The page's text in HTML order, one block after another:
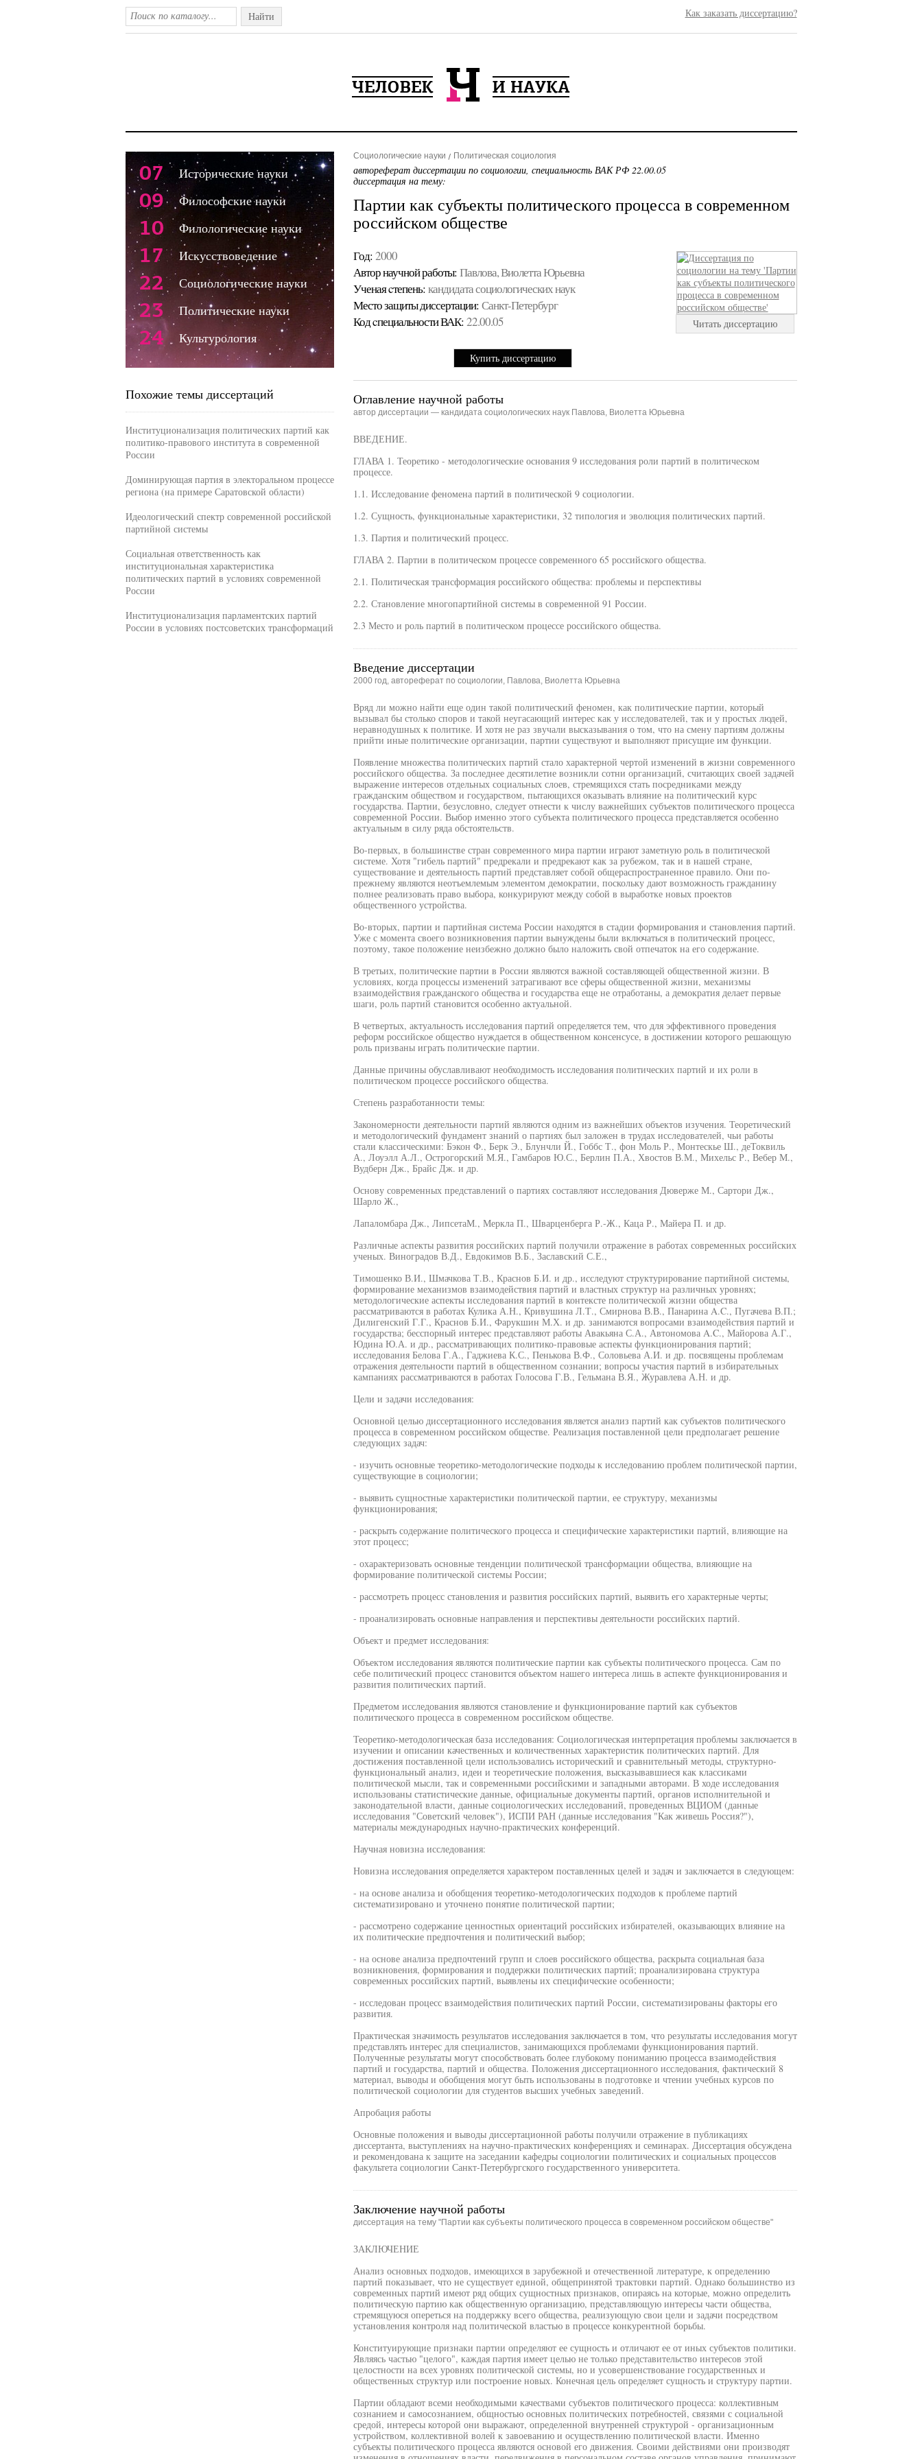
Найти Как заказать диссертацию?
Социологические науки Политическая социология
автореферат диссертации по социологии, специальность ВАК РФ 22.00.05
диссертация на тему:
Партии как субъекты политического процесса в современном
российском обществе
Год: 2000
Автор научной работы: Павлова, Виолетта Юрьевна
Ученая cтепень: кандидата социологических наук
Место защиты диссертации: Санкт-Петербург
Код cпециальности ВАК: 22.00.05
Купить диссертацию
Читать диссертацию
Оглавление научной работы
автор диссертации — кандидата социологических наук Павлова, Виолетта Юрьевна
ВВЕДЕНИЕ.
ГЛАВА 1. Теоретико - методологические основания 9 исследования роли партий в политическом
процессе.
1.1. Исследование феномена партий в политической 9 социологии.
1.2. Сущность, функциональные характеристики, 32 типология и эволюция политических партий.
1.3. Партия и политический процесс.
ГЛАВА 2. Партии в политическом процессе современного 65 российского общества.
2.1. Политическая трансформация российского общества: проблемы и перспективы
2.2. Становление многопартийной системы в современной 91 России.
2.3 Место и роль партий в политическом процессе российского общества.
Введение диссертации
2000 год, автореферат по социологии, Павлова, Виолетта Юрьевна
Вряд ли можно найти еще один такой политический феномен, как политические партии, который
вызывал бы столько споров и такой неугасающий интерес как у исследователей, так и у простых людей,
неравнодушных к политике. И хотя не раз звучали высказывания о том, что на смену партиям должны
прийти иные политические организации, партии существуют и выполняют присущие им функции.
Появление множества политических партий стало характерной чертой изменений в жизни современного
российского общества. За последнее десятилетие возникли сотни организаций, считающих своей задачей
выражение интересов отдельных социальных слоев, стремящихся стать посредниками между
гражданским обществом и государством, пытающихся оказывать влияние на политический курс
государства. Партии, безусловно, следует отнести к числу важнейших субъектов политического процесса
современной России. Выбор именно этого субъекта политического процесса представляется особенно
актуальным в силу ряда обстоятельств.
Во-первых, в большинстве стран современного мира партии играют заметную роль в политической
системе. Хотя "гибель партий" предрекали и предрекают как за рубежом, так и в нашей стране,
существование и деятельность партий представляет собой общераспространенное правило. Они по-
прежнему являются неотъемлемым элементом демократии, поскольку дают возможность гражданину
полнее реализовать право выбора, конкурируют между собой в выработке новых проектов
общественного устройства.
Во-вторых, партии и партийная система России находятся в стадии формирования и становления партий.
Уже с момента своего возникновения партии вынуждены были включаться в политический процесс,
поэтому, такое положение неизбежно должно было наложить свой отпечаток на его содержание.
В третьих, политические партии в России являются важной составляющей общественной жизни. В
условиях, когда процессы изменений затрагивают все сферы общественной жизни, механизмы
взаимодействия гражданского общества и государства еще не отработаны, а демократия делает первые
шаги, роль партий становится особенно актуальной.
В четвертых, актуальность исследования партий определяется тем, что для эффективного проведения
реформ российское общество нуждается в общественном консенсусе, в достижении которого решающую
роль призваны играть политические партии.
Данные причины обуславливают необходимость исследования политических партий и их роли в
политическом процессе российского общества.
Степень разработанности темы:
Закономерности деятельности партий являются одним из важнейших объектов изучения. Теоретический
и методологический фундамент знаний о партиях был заложен в трудах исследователей, чьи работы
стали классическими: Бэкон Ф., Берк Э., Блунчли Й., Гоббс Т., фон Моль Р., Монтескье Ш., деТоквиль
А., Лоуэлл А.Л., Острогорский М.Я., Гамбаров Ю.С., Берлин П.А., Хвостов В.М., Михельс Р., Вебер М.,
Вудберн Дж., Брайс Дж. и др.
Основу современных представлений о партиях составляют исследования Дюверже М., Сартори Дж.,
Шарло Ж.,
Лапаломбара Дж., ЛипсетаМ., Меркла П., Шварценберга Р.-Ж., Каца Р., Майера П. и др.
Различные аспекты развития российских партий получили отражение в работах современных российских
ученых. Виноградов В.Д., Евдокимов В.Б., Заславский С.Е.,
Тимошенко В.И., Шмачкова Т.В., Краснов Б.И. и др., исследуют структурирование партийной системы,
формирование механизмов взаимодействия партий и властных структур на различных уровнях;
методологические аспекты исследования партий в контексте политической жизни общества
рассматриваются в работах Кулика А.Н., Кривушина Л.Т., Смирнова В.В., Панарина A.C., Пугачева В.П.;
Дилигенский Г.Г., Краснов Б.И., Фарукшин М.Х. и др. занимаются вопросами взаимодействия партий и
государства; бесспорный интерес представляют работы Авакьяна С.А., Автономова A.C., Майорова А.Г.,
Юдина Ю.А. и др., рассматривающих политико-правовые аспекты функционирования партий;
исследования Белова Г.А., Гаджиева К.С., Пенькова В.Ф., Соловьева А.И. и др. посвящены проблемам
отражения деятельности партий в общественном сознании; вопросы участия партий в избирательных
кампаниях рассматриваются в работах Голосова Г.В., Гельмана В.Я., Журавлева А.Н. и др.
Цели и задачи исследования:
Основной целью диссертационного исследования является анализ партий как субъектов политического
процесса в современном российском обществе. Реализация поставленной цели предполагает решение
следующих задач:
- изучить основные теоретико-методологические подходы к исследованию проблем политической партии,
существующие в социологии;
- выявить сущностные характеристики политической партии, ее структуру, механизмы
функционирования;
- раскрыть содержание политического процесса и специфические характеристики партий, влияющие на
этот процесс;
- охарактеризовать основные тенденции политической трансформации общества, влияющие на
формирование политической системы России;
- рассмотреть процесс становления и развития российских партий, выявить его характерные черты;
- проанализировать основные направления и перспективы деятельности российских партий.
Объект и предмет исследования:
Объектом исследования являются политические партии как субъекты политического процесса. Сам по
себе политический процесс становится объектом нашего интереса лишь в аспекте функционирования и
развития политических партий.
Предметом исследования являются становление и функционирование партий как субъектов
политического процесса в современном российском обществе.
Теоретико-методологическая база исследования: Социологическая интерпретация проблемы заключается в
изучении и описании качественных и количественных характеристик политических партий. Для
достижения поставленной цели использовались исторический и сравнительный методы, структурно-
функциональный анализ, идеи и теоретические положения, высказывавшиеся как классиками
политической мысли, так и современными российскими и западными авторами. В ходе исследования
использованы статистические данные, официальные документы партий, органов исполнительной и
законодательной власти, данные социологических исследований, проведенных ВЦИОМ (данные
исследования "Советский человек"), ИСПИ РАН (данные исследования "Как живешь Россия?"),
материалы международных научно-практических конференций.
Научная новизна исследования:
Новизна исследования определяется характером поставленных целей и задач и заключается в следующем:
- на основе анализа и обобщения теоретико-методологических подходов к проблеме партий
систематизировано и уточнено понятие политической партии;
- рассмотрено содержание ценностных ориентаций российских избирателей, оказывающих влияние на
их политические предпочтения и политический выбор;
- на основе анализа предпочтений групп и слоев российского общества, раскрыта социальная база
возникновения, формирования и поддержки политических партий; проанализирована структура
современных российских партий, выявлены их специфические особенности;
- исследован процесс взаимодействия политических партий России, систематизированы факторы его
развития.
Практическая значимость результатов исследования заключается в том, что результаты исследования могут
представлять интерес для специалистов, занимающихся проблемами функционирования партий.
Полученные результаты могут способствовать более глубокому пониманию процесса взаимодействия
партий и государства, партий и общества. Положения диссертационного исследования, фактический 8
материал, выводы и обобщения могут быть использованы в подготовке и чтении учебных курсов по
политической социологии для студентов высших учебных заведений.
Апробация работы
Основные положения и выводы диссертационной работы получили отражение в публикациях
диссертанта, выступлениях на научно-практических конференциях и семинарах. Диссертация обсуждена
и рекомендована к защите на заседании кафедры социологии политических и социальных процессов
факультета социологии Санкт-Петербургского государственного университета.
Заключение научной работы
диссертация на тему "Партии как субъекты политического процесса в современном российском обществе"
ЗАКЛЮЧЕНИЕ
Анализ основных подходов, имеющихся в зарубежной и отечественной литературе, к определению
партий показывает, что не существует единой, общепринятой трактовки партий. Однако большинство из
современных партий имеют ряд общих сущностных признаков, опираясь на которые, можно определить
политическую партию как общественную организацию, представляющую интересы части общества,
стремящуюся опереться на поддержку всего общества, реализующую свои цели и задачи посредством
установления контроля над политической властью в процессе конкурентной борьбы.
Конституирующие признаки партии определяют ее сущность и отличают ее от иных субъектов политики.
Являясь частью "целого", каждая партия имеет целью не только представительство интересов этой
целостности на всех уровнях политической системы, но и усовершенствование государственных и
общественных структур или построение новых. Конечная цель определяет сущность и структуру партии.
Партии обладают всеми необходимыми качествами субъектов политического процесса: коллективным
сознанием и самосознанием, общностью основных политических потребностей, связями с социальной
средой, интересы которой они выражают, определенной внутренней структурой - организационным
устройством, коллективной волей к завоеванию и осуществлению политической власти. Именно
субъекты политического процесса являются основой его движения. Своими действиями они производят
07 Исторические науки
09 Философские науки
10 Филологические науки
17 Искусствоведение
22 Социологические науки
23 Политические науки
24 Культурология
Похожие темы диссертаций
Институционализация политических партий как
политико-правового института в современной
России
Доминирующая партия в электоральном процессе
региона (на примере Саратовской области)
Идеологический спектр современной российской
партийной системы
Социальная ответственность как
институциональная характеристика
политических партий в условиях современной
России
Институционализация парламентских партий
России в условиях постсоветских трансформаций